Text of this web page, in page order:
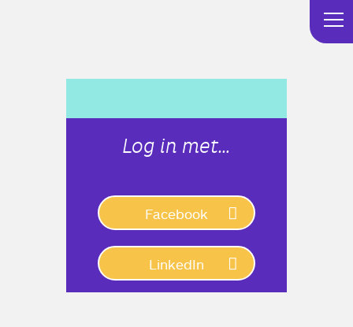
Log in met…
Facebook
LinkedIn